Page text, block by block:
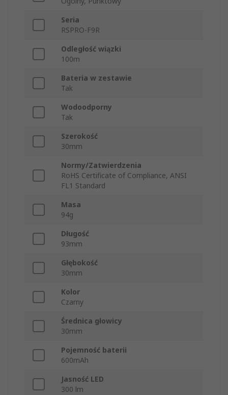
Seria
RSPRO-F9R
Odległość wiązki
100m
Bateria w zestawie
Tak
Wodoodporny
Tak
Szerokość
30mm
Normy/Zatwierdzenia
RoHS Certificate of Compliance, ANSI
FL1 Standard
Masa
94g
Długość
93mm
Głębokość
30mm
Kolor
Czarny
Średnica głowicy
30mm
Pojemność baterii
600mAh
Jasność LED
300 lm